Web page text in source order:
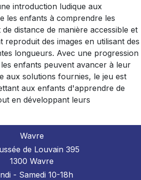
introduction ludique aux
les enfants à comprendre les
distance de manière accessible et
reproduit des images en utilisant des
longueurs. Avec une progression
enfants peuvent avancer à leur
aux solutions fournies, le jeu est
aux enfants d'apprendre de
en développant leurs
Wavre
de Louvain 395
1300 Wavre
- Samedi 10-18h